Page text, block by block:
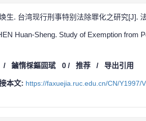
生. 台湾现行刑事特别法除罪化之研究[J].
Huan-Sheng. Study of Exemption from
/ 鏀惰棌鏂囩珷 0/ 推荐 / 导出引用
本文: https://faxuejia.ruc.edu.cn/CN/Y1997/